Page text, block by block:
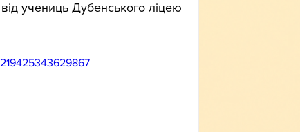
учениць Дубенського ліцею